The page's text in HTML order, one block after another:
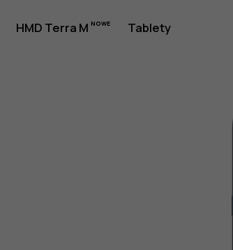
HMD Terra M Tablety